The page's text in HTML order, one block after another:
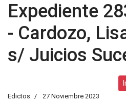
Expediente
- Cardozo,
s/ Juicios
Edictos 27 Noviembre 2023